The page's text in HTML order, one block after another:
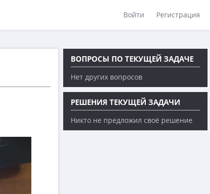
Войти Регистрация
ВОПРОСЫ ПО ТЕКУЩЕЙ ЗАДАЧЕ
Нет других вопросов
РЕШЕНИЯ ТЕКУЩЕЙ ЗАДАЧИ
Никто не предложил своё решение